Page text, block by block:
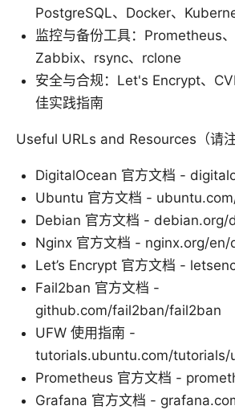
PostgreSQL、Docker、
监控与备份工具：Prometheus
Zabbix、rsync、rclone
安全与合规：Let's Encrypt、
佳实践指南
Useful URLs and Resources（请注
DigitalOcean 官方文档 -
Ubuntu 官方文档 -
Debian 官方文档 - debian.org/
Nginx 官方文档 - nginx.org/en/
Let’s Encrypt 官方文档 -
Fail2ban 官方文档 -
github.com/fail2ban/fail2ban
UFW 使用指南 -
tutorials.ubuntu.com/tutorials/
Prometheus 官方文档 -
Grafana 官方文档 -